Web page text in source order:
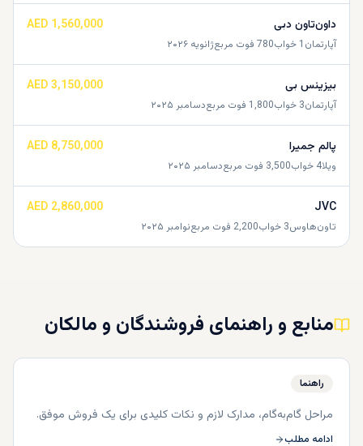
داون‌تاون دبی AED 1,560,000
آپارتمان 1 خواب780 فوت مربعژانویه ۲۰۲۶
بیزینس بی AED 3,150,000
آپارتمان3 خواب1,800 فوت مربعدسامبر ۲۰۲۵
پالم جمیرا AED 8,750,000
ویلا4 خواب3,500 فوت مربعدسامبر ۲۰۲۵
JVC
AED 2,860,000
تاون‌هاوس3 خواب2,200 فوت مربعنوامبر ۲۰۲۵
منابع و راهنمای فروشندگان و مالکان
راهنما
مراحل گام‌به‌گام، مدارک لازم و نکات کلیدی برای یک فروش موفق.
ادامه مطلب